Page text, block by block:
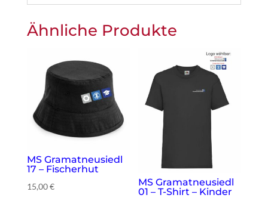
Ähnliche Produkte
MS Gramatneusiedl
17 – Fischerhut
15,00€
MS Gramatneusiedl
01 – T-Shirt – Kinder